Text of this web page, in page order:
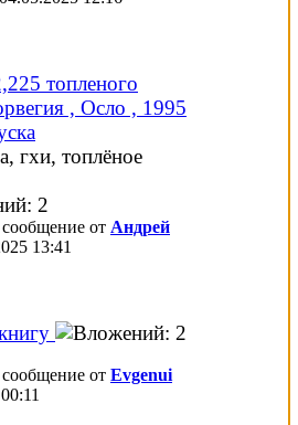
топленого
, Осло , 1995
от Андрей
13:41
от Evgenui
00:11